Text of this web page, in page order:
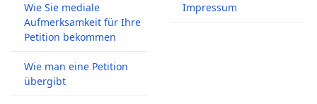
Wie Sie mediale
Aufmerksamkeit für Ihre
Petition bekommen
Wie man eine Petition
übergibt
Impressum